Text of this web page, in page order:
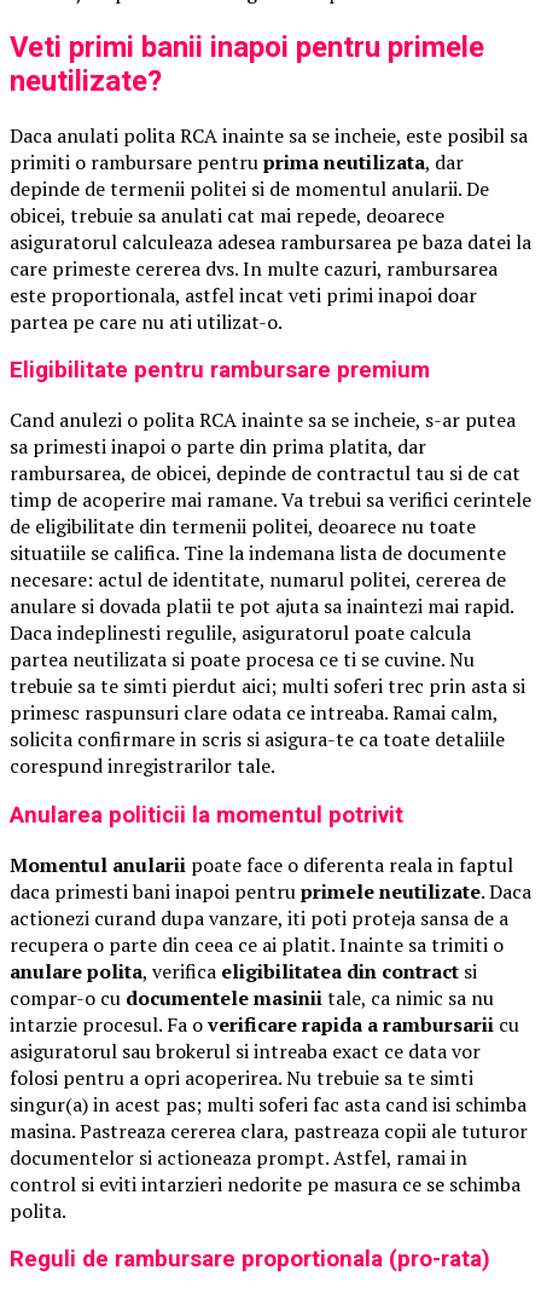
Veti primi banii inapoi pentru primele
neutilizate?
Daca anulati polita RCA inainte sa se incheie, este posibil sa
primiti o rambursare pentruprima neutilizata, dar
depinde de termenii politei si de momentul anularii. De
obicei, trebuie sa anulati cat mai repede, deoarece
asiguratorul calculeaza adesea rambursarea pe baza datei la
care primeste cererea dvs. In multe cazuri, rambursarea
este proportionala, astfel incat veti primi inapoi doar
partea pe care nu ati utilizat-o.
Eligibilitate pentru rambursare premium
Cand anulezi o polita RCA inainte sa se incheie, s-ar putea
sa primesti inapoi o parte din prima platita, dar
rambursarea, de obicei, depinde de contractul tau si de cat
timp de acoperire mai ramane. Va trebui sa verifici cerintele
de eligibilitate din termenii politei, deoarece nu toate
situatiile se califica. Tine la indemana lista de documente
necesare: actul de identitate, numarul politei, cererea de
anulare si dovada platii te pot ajuta sa inaintezi mai rapid.
Daca indeplinesti regulile, asiguratorul poate calcula
partea neutilizata si poate procesa ce ti se cuvine. Nu
trebuie sa te simti pierdut aici; multi soferi trec prin asta si
primesc raspunsuri clare odata ce intreaba. Ramai calm,
solicita confirmare in scris si asigura-te ca toate detaliile
corespund inregistrarilor tale.
Anularea politicii la momentul potrivit
Momentul anularii poate face o diferenta reala in faptul
daca primesti bani inapoi pentruprimele neutilizate. Daca
actionezi curand dupa vanzare, iti poti proteja sansa de a
recupera o parte din ceea ce ai platit. Inainte sa trimiti o
anulare polita, verifica eligibilitatea din contract si
compar-o cu documentele masiniitale, ca nimic sa nu
intarzie procesul. Fa overificare rapida a rambursarii cu
asiguratorul sau brokerul si intreaba exact ce data vor
folosi pentru a opri acoperirea. Nu trebuie sa te simti
singur(a) in acest pas; multi soferi fac asta cand isi schimba
masina. Pastreaza cererea clara, pastreaza copii ale tuturor
documentelor si actioneaza prompt. Astfel, ramai in
control si eviti intarzieri nedorite pe masura ce se schimba
polita.
Reguli de rambursare proportionala (pro-rata)